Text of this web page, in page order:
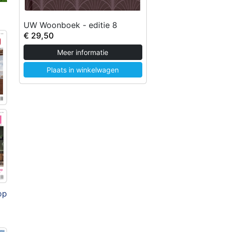
UW Woonboek - editie 8
€ 29,50
Meer informatie
Plaats in winkelwagen